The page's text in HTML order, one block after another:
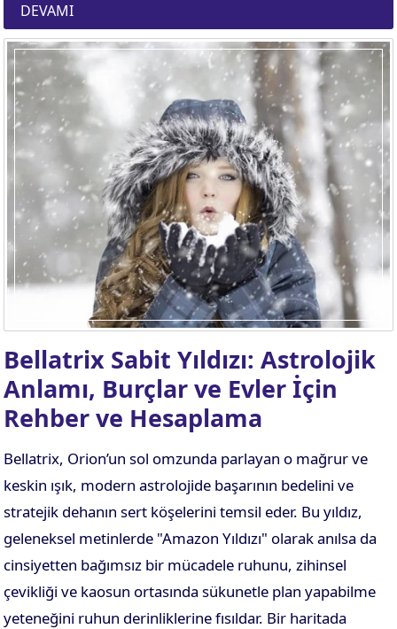
DEVAMI
Bellatrix Sabit Yıldızı: Astrolojik
Anlamı, Burçlar ve Evler İçin
Rehber ve Hesaplama
Bellatrix, Orion’un sol omzunda parlayan o mağrur ve
keskin ışık, modern astrolojide başarının bedelini ve
stratejik dehanın sert köşelerini temsil eder. Bu yıldız,
geleneksel metinlerde "Amazon Yıldızı" olarak anılsa da
cinsiyetten bağımsız bir mücadele ruhunu, zihinsel
çevikliği ve kaosun ortasında sükunetle plan yapabilme
yeteneğini ruhun derinliklerine fısıldar. Bir haritada